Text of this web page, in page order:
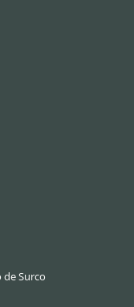
de Surco